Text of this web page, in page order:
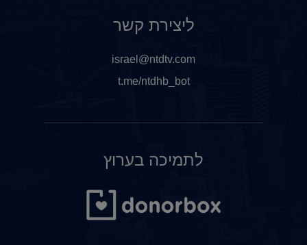
לתמיכה בערוץ
ליצירת קשר
israel@ntdtv.com
t.me/ntdhb_bot